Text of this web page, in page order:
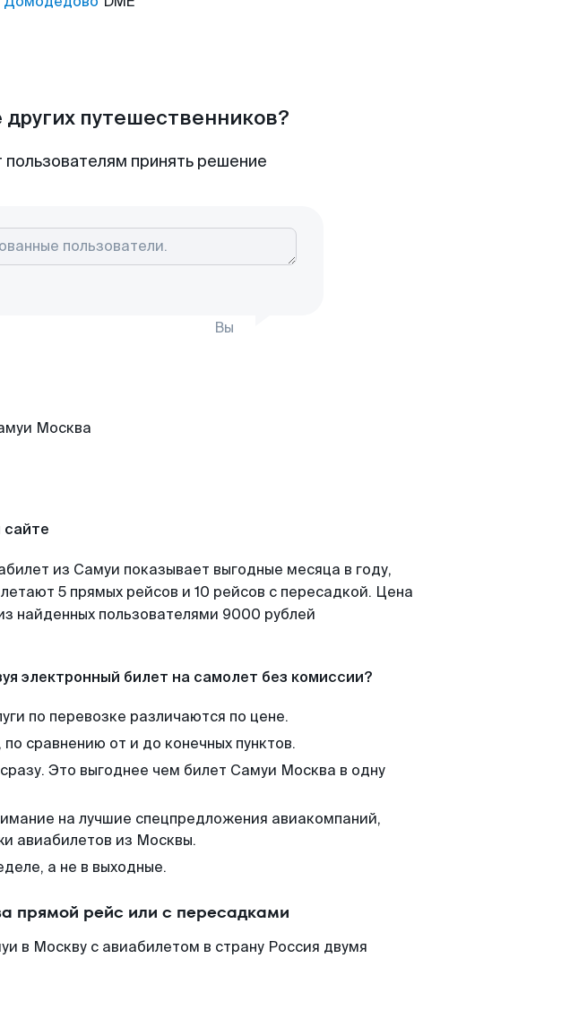
путешественников?
принять решение
Вы
из Самуи показывает выгодные месяца в году,
5 прямых рейсов и 10 рейсов с пересадкой. Цена
найденных пользователями 9000 рублей
электронный билет на самолет без комиссии?
по перевозке различаются по цене.
сравнению от и до конечных пунктов.
Это выгоднее чем билет Самуи Москва в одну
на лучшие спецпредложения авиакомпаний,
авиабилетов из Москвы.
а не в выходные.
прямой рейс или с пересадками
в Москву с авиабилетом в страну Россия двумя